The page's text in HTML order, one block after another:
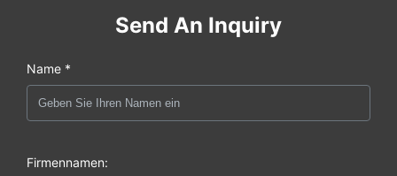
Send An Inquiry
Name *
Firmennamen: